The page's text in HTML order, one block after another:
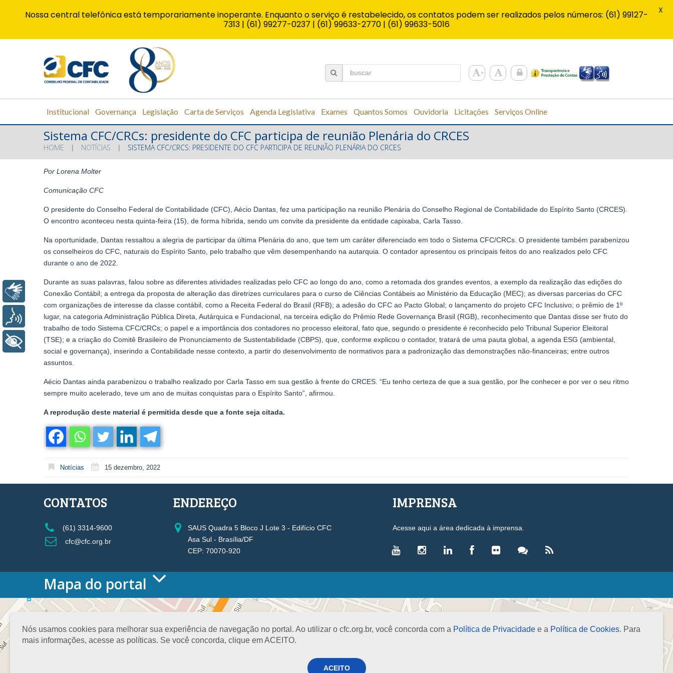
Institucional Governança Legislação Carta de Serviços Agenda Legislativa Exames Quantos Somos Ouvidoria Licitações Serviços Online
Sistema CFC/CRCs: presidente do CFC participa de reunião Plenária do CRCES
HOME NOTÍCIAS SISTEMA CFC/CRCS: PRESIDENTE DO CFC PARTICIPA DE REUNIÃO PLENÁRIA DO CRCES
Por Lorena Molter
Comunicação CFC
O presidente do Conselho Federal de Contabilidade (CFC), Aécio Dantas, fez uma participação na reunião Plenária do Conselho Regional de Contabilidade do Espírito Santo (CRCES).
O encontro aconteceu nesta quinta-feira (15), de forma híbrida, sendo um convite da presidente da entidade capixaba, Carla Tasso.
Na oportunidade, Dantas ressaltou a alegria de participar da última Plenária do ano, que tem um caráter diferenciado em todo o Sistema CFC/CRCs. O presidente também parabenizou
os conselheiros do CFC, naturais do Espírito Santo, pelo trabalho que vêm desempenhando na autarquia. O contador apresentou os principais feitos do ano realizados pelo CFC
durante o ano de 2022.
Durante as suas palavras, falou sobre as diferentes atividades realizadas pelo CFC ao longo do ano, como a retomada dos grandes eventos, a exemplo da realização das edições do
Conexão Contábil; a entrega da proposta de alteração das diretrizes curriculares para o curso de Ciências Contábeis ao Ministério da Educação (MEC); as diversas parcerias do CFC
com organizações de interesse da classe contábil, como a Receita Federal do Brasil (RFB); a adesão do CFC ao Pacto Global; o lançamento do projeto CFC Inclusivo; o prêmio de 1º
lugar, na categoria Administração Pública Direta, Autárquica e Fundacional, na terceira edição do Prêmio Rede Governança Brasil (RGB), reconhecimento que Dantas disse ser fruto do
trabalho de todo Sistema CFC/CRCs; o papel e a importância dos contadores no processo eleitoral, fato que, segundo o presidente é reconhecido pelo Tribunal Superior Eleitoral
(TSE); e a criação do Comitê Brasileiro de Pronunciamento de Sustentabilidade (CBPS), que, conforme explicou o contador, tratará de uma pauta global, a agenda ESG (ambiental,
social e governança), inserindo a Contabilidade nesse contexto, a partir do desenvolvimento de normativos para a padronização das demonstrações não-financeiras; entre outros
assuntos.
Aécio Dantas ainda parabenizou o trabalho realizado por Carla Tasso em sua gestão à frente do CRCES. “Eu tenho certeza de que a sua gestão, por lhe conhecer e por ver o seu ritmo
sempre muito acelerado, teve um ano de muitas conquistas para o Espírito Santo”, afirmou.
A reprodução deste material é permitida desde que a fonte seja citada.
Notícias 15 dezembro, 2022
Nós usamos cookies para melhorar sua experiência de navegação no portal. Ao utilizar o cfc.org.br, você concorda com a Política de Privacidade e a Política de Cookies. Para
mais informações, acesse as políticas. Se você concorda, clique em ACEITO.
ACEITO
CONTATOS
(61) 3314-9600
cfc@cfc.org.br
ENDEREÇO
SAUS Quadra 5 Bloco J Lote 3 - Edifício CFC
Asa Sul - Brasília/DF
CEP: 70070-920
IMPRENSA
Acesse aqui a área dedicada à imprensa.
Mapa do portal
HOME
O CONSELHO
Conselho Diretor
Nossa Sede
Planejamento
VICE-PRESIDÊNCIAS
Administrativa
Controle Interno
Desenvolvimento Profissional
Fiscalização, Ética e Disciplina
LEGISLAÇÃO
Leis
Decretos-Lei
Nossa central telefônica está temporariamente inoperante. Enquanto o serviço é restabelecido, os contatos podem ser realizados pelos números: (61) 99127-
7313 | (61) 99277-0237 | (61) 99633-2770 | (61) 99633-5016
X
Libras
Voz
+ Acessibilidade